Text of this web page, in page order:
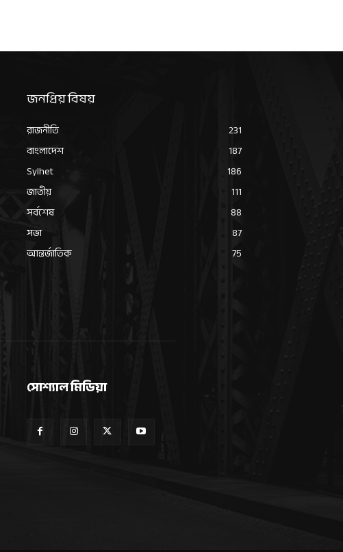
জনপ্রিয় বিষয়
রাজনীতি
231
বাংলাদেশ
187
Sylhet
186
জাতীয়
111
সর্বশেষ
88
সভা
87
আন্তর্জাতিক
75
সোশ্যাল মিডিয়া